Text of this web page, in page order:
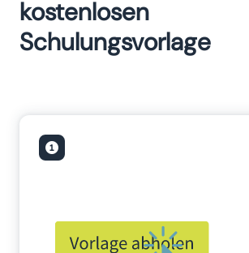
kostenlosen
Schulungsvorlage